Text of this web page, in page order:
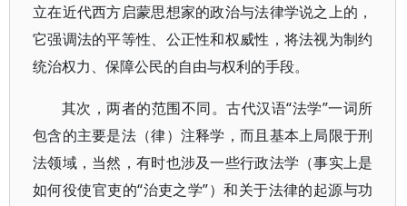
立在近代西方启蒙思想家的政治与法律学说之上的，
它强调法的平等性、公正性和权威性，将法视为制约
统治权力、保障公民的自由与权利的手段。
其次，两者的范围不同。古代汉语“法学”一词所
包含的主要是法（律）注释学，而且基本上局限于刑
法领域，当然，有时也涉及一些行政法学（事实上是
如何役使官吏的“治吏之学”）和关于法律的起源与功